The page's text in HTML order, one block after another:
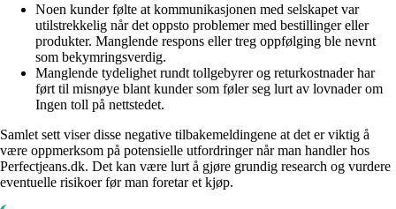
Noen kunder følte at kommunikasjonen med selskapet var
utilstrekkelig når det oppsto problemer med bestillinger eller
produkter. Manglende respons eller treg oppfølging ble nevnt
som bekymringsverdig.
Manglende tydelighet rundt tollgebyrer og returkostnader har
ført til misnøye blant kunder som føler seg lurt av lovnader om
Ingen toll på nettstedet.
Samlet sett viser disse negative tilbakemeldingene at det er viktig å
være oppmerksom på potensielle utfordringer når man handler hos
Perfectjeans.dk. Det kan være lurt å gjøre grundig research og vurdere
eventuelle risikoer før man foretar et kjøp.